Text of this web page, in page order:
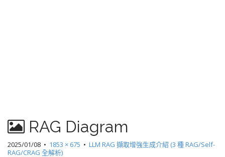
RAG Diagram
2025/01/08 • 1853 × 675 • LLM RAG 擷取增強生成介紹 (3 種 RAG/Self-
RAG/CRAG 全解析)